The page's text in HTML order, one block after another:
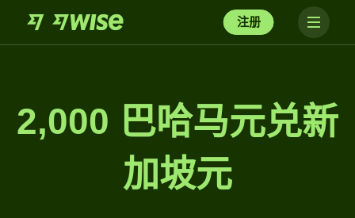
注册
2,000 巴哈马元兑新
加坡元